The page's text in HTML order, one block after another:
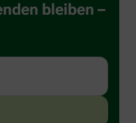
bleiben –